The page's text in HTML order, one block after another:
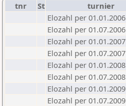
tnr St turnier
Elozahl per 01.01.2006
Elozahl per 01.07.2006
Elozahl per 01.01.2007
Elozahl per 01.07.2007
Elozahl per 01.01.2008
Elozahl per 01.07.2008
Elozahl per 01.01.2009
Elozahl per 01.07.2009